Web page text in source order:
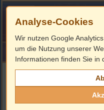
HOME ImpressumLinks
Analyse-Cookies
Wir nutzen Google
um die Nutzung unserer
Informationen finden Sie in